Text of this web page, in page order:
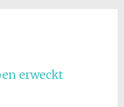
erweckt